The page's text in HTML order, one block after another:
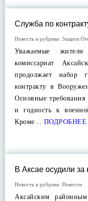
Служба по
Новость в рубрике: Защита
Уважаемые
комиссариат
продолжает набор
контракту в
Основные требования
и годность к
Кроме… ПОДРОБНЕЕ
В Аксае осудили
Новость в рубрике: Новости
Аксайским